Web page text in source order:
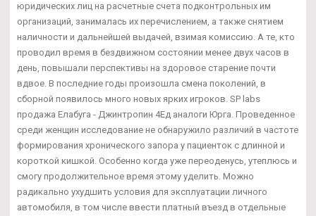
юридических лиц на расчетные счета подконтрольных им
организаций, занималась их перечислением, а также снятием
наличности и дальнейшей выдачей, взимая комиссию. А те, кто
проводил время в бездвижном состоянии менее двух часов в
день, повышали перспективы на здоровое старение почти
вдвое. В последние годы произошла смена поколений, в
сборной появилось много новых ярких игроков. SP labs
продажа Елабуга - Джинтропин 4Ед аналоги Юрга. Проведенное
среди женщин исследование не обнаружило различий в частоте
формирования хронического запора у пациенток с длинной и
короткой кишкой. Особенно когда уже переоденусь, утеплюсь и
смогу продолжительное время этому уделить. Можно
радикально ухудшить условия для эксплуатации личного
автомобиля, в том числе ввести платный въезд в отдельные